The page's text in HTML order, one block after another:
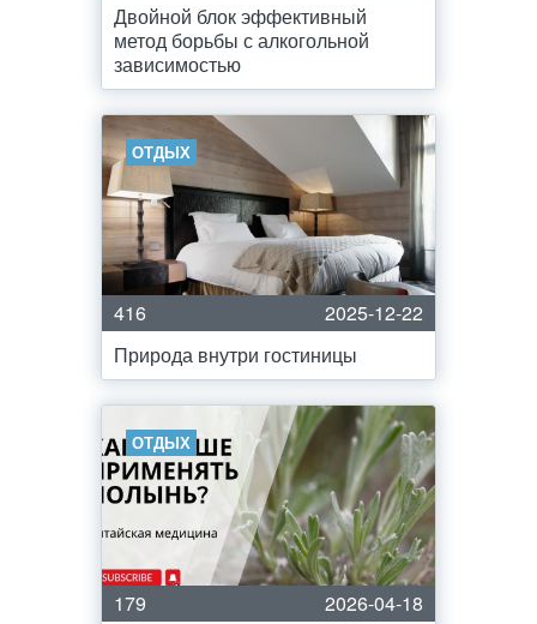
Двойной блок эффективный
метод борьбы с алкогольной
зависимостью
ОТДЫХ
416
2025-12-22
Природа внутри гостиницы
ОТДЫХ
179
2026-04-18